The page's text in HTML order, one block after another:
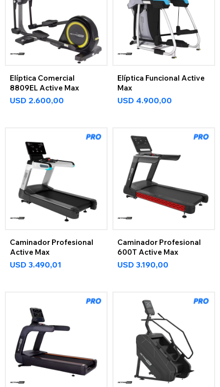
Elíptica Comercial
8809EL Active Max
USD 2.600,00
Elíptica Funcional Active
Max
USD 4.900,00
Caminador Profesional
Active Max
USD 3.490,01
Caminador Profesional
600T Active Max
USD 3.190,00